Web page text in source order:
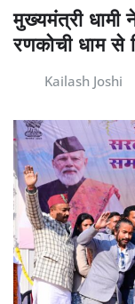
मुख्यमंत्री धामी
रणकोची धाम
Kailash Joshi